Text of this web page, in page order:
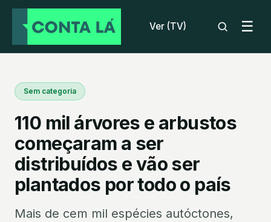
Ver (TV) ☰
Sem categoria
110 mil árvores e arbustos
começaram a ser
distribuídos e vão ser
plantados por todo o país
Mais de cem mil espécies autóctones,